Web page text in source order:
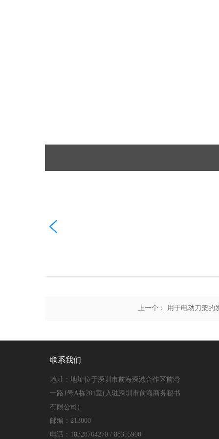

上一个： 用于电动刀架的
联系我们
地址：地址位于深圳市前海深港合作区前湾
一路1号A栋201室(入驻深圳市前海商务秘书
有限公司)
邮编：213000
电话：18328764270 / 88355900